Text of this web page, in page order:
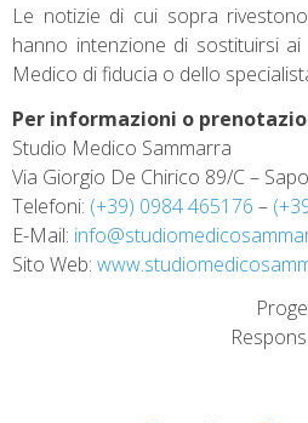
Le notizie di cui sopra
hanno intenzione di sostituirsi
Medico di fiducia o dello
Per informazioni o
Studio Medico Sammarra
Via Giorgio De Chirico 89/C –
Telefoni: (+39) 0984 465176 –
E-Mail:
Sito Web: